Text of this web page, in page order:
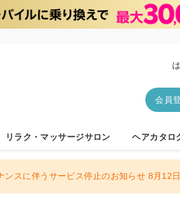
会員
リラク・マッサージサロン ヘアカタロ
ンスに伴うサービス停止のお知らせ 8月12